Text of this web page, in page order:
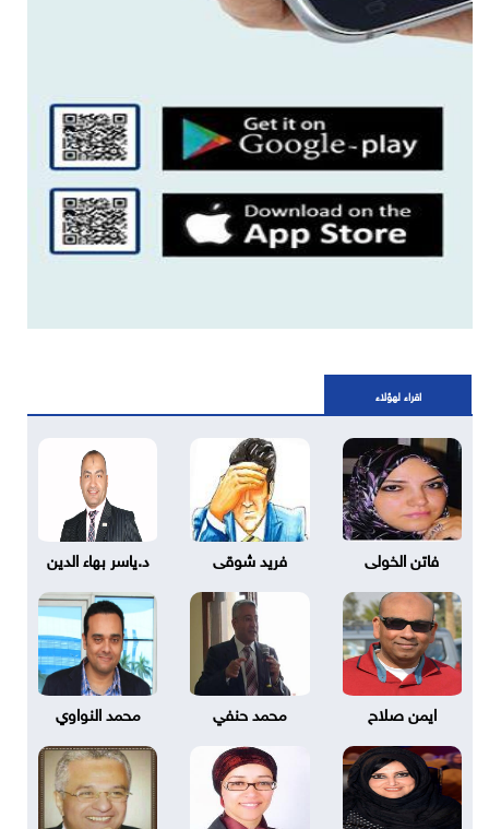
اقراء لهؤلاء
فاتن الخولى فريد شوقى د.ياسر بهاء الدين
ايمن صلاح محمد حنفي محمد النواوي